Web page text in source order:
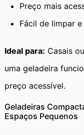
Preço mais
Fácil de limpar
Ideal para: Casais
uma geladeira
preço acessível.
Geladeiras
Espaços Pequenos